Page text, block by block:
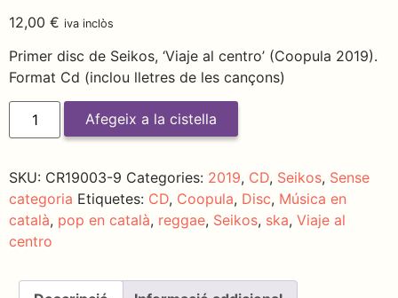
12,00 € iva inclòs
Primer disc de Seikos, ‘Viaje al centro’ (Coopula 2019).
Format Cd (inclou lletres de les cançons)
Afegeix a la cistella
SKU: CR19003-9 Categories: 2019, CD, Seikos, Sense
categoria Etiquetes: CD, Coopula, Disc, Música en
català, pop en català, reggae, Seikos, ska, Viaje al
centro